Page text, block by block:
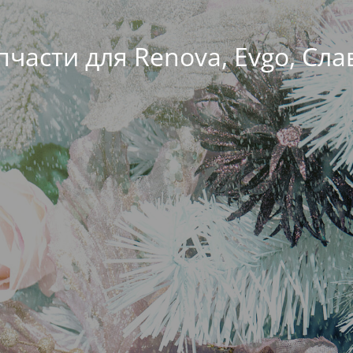
для Renova, Evgo,